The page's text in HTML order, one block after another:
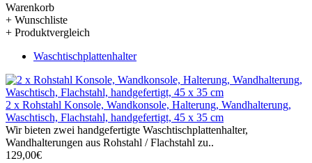
Warenkorb
+ Wunschliste
+ Produktvergleich
Waschtischplattenhalter
2 x Rohstahl Konsole, Wandkonsole, Halterung, Wandhalterung,
Waschtisch, Flachstahl, handgefertigt, 45 x 35 cm
Wir bieten zwei handgefertigte Waschtischplattenhalter,
Wandhalterungen aus Rohstahl / Flachstahl zu..
129,00€